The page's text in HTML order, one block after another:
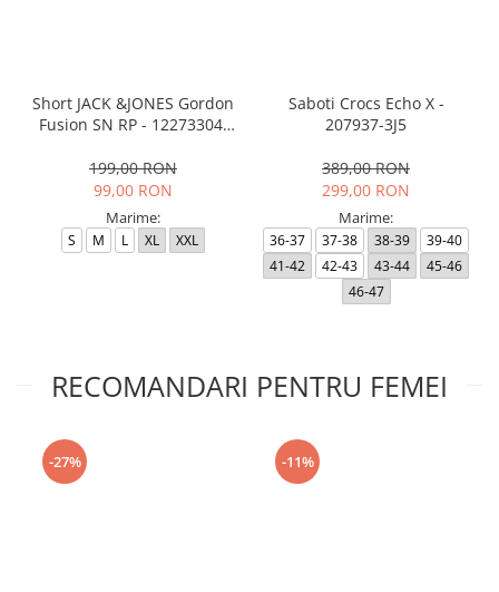
Short JACK &JONES Gordon
Fusion SN RP - 12273304-
199,00 RON
99,00 RON
Marime:
S M L XL XXL
Saboti Crocs Echo X -
207937-3J5
389,00 RON
299,00 RON
Marime:
36-37 37-38 38-39
39-40
41-42
42-43 43-44
45-46
46-47
RECOMANDARI PENTRU FEMEI
-27% -11%